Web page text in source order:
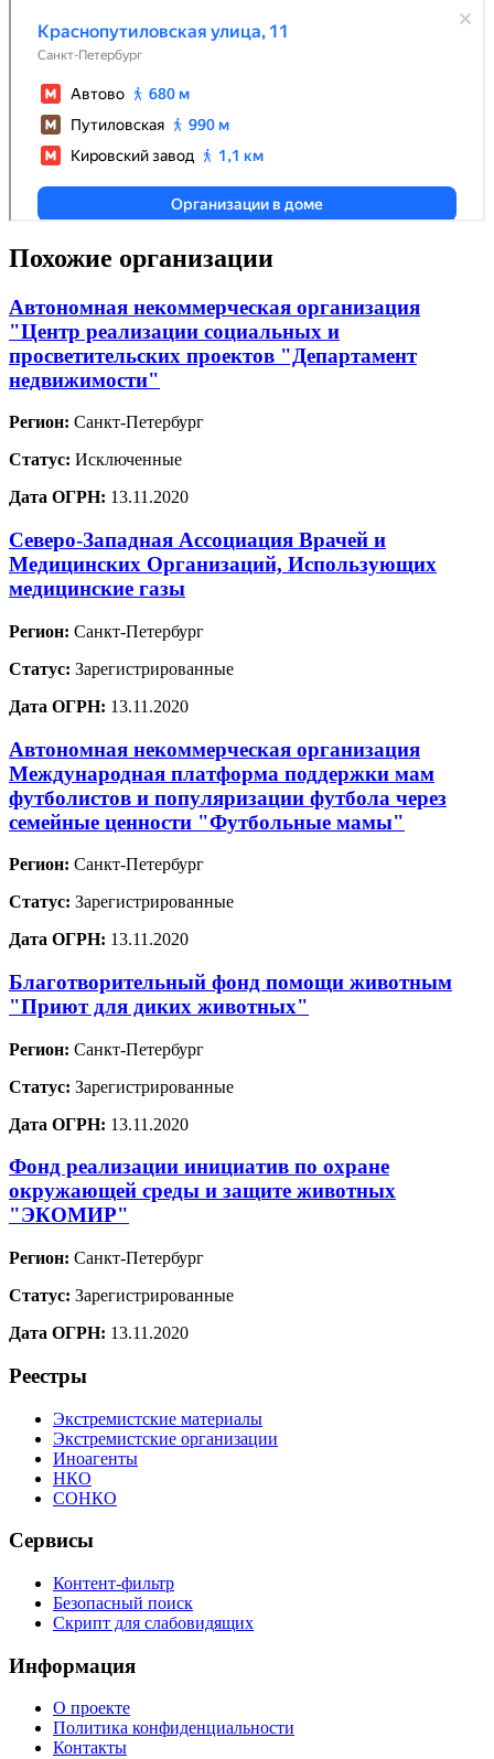
Похожие организации
Автономная некоммерческая организация
"Центр реализации социальных и
просветительских проектов "Департамент
недвижимости"
Регион: Санкт-Петербург
Статус: Исключенные
Дата ОГРН: 13.11.2020
Северо-Западная Ассоциация Врачей и
Медицинских Организаций, Использующих
медицинские газы
Регион: Санкт-Петербург
Статус: Зарегистрированные
Дата ОГРН: 13.11.2020
Автономная некоммерческая организация
Международная платформа поддержки мам
футболистов и популяризации футбола через
семейные ценности "Футбольные мамы"
Регион: Санкт-Петербург
Статус: Зарегистрированные
Дата ОГРН: 13.11.2020
Благотворительный фонд помощи животным
"Приют для диких животных"
Регион: Санкт-Петербург
Статус: Зарегистрированные
Дата ОГРН: 13.11.2020
Фонд реализации инициатив по охране
окружающей среды и защите животных
"ЭКОМИР"
Регион: Санкт-Петербург
Статус: Зарегистрированные
Дата ОГРН: 13.11.2020
Реестры
Экстремистские материалы
Экстремистские организации
Иноагенты
НКО
СОНКО
Сервисы
Контент-фильтр
Безопасный поиск
Скрипт для слабовидящих
Информация
О проекте
Политика конфиденциальности
Контакты